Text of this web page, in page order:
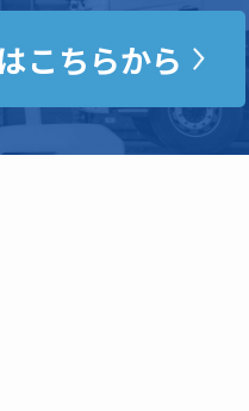
こちらから